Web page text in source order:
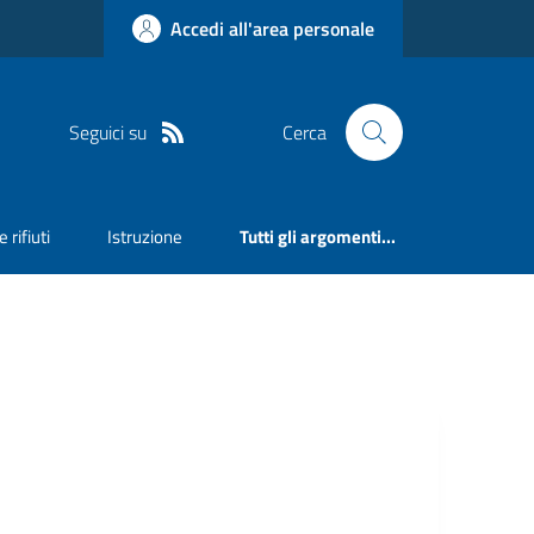
Accedi all'area personale
Seguici su Cerca
rifiuti Istruzione Tutti gli argomenti...